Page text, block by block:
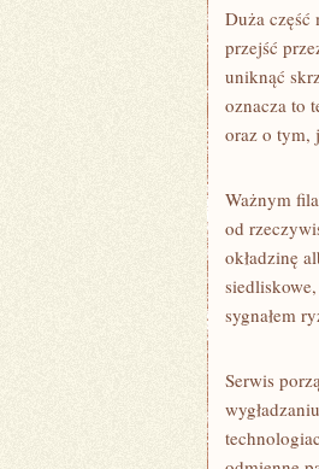
Duża
przejść
uniknąć
oznacza to
oraz o tym,
Ważnym
od
okładzinę
sygnałem
Serwis